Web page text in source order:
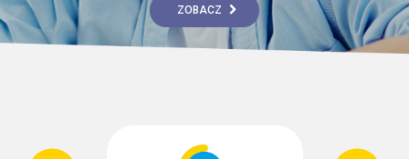
ZOBACZ